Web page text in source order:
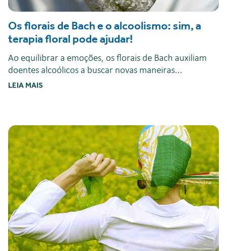
Os florais de Bach e o alcoolismo: sim, a
terapia floral pode ajudar!
Ao equilibrar a emoções, os florais de Bach auxiliam
doentes alcoólicos a buscar novas maneiras...
LEIA MAIS